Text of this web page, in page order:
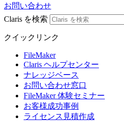
お問い合わせ
Claris を検索
クイックリンク
FileMaker
Claris ヘルプセンター
ナレッジベース
お問い合わせ窓口
FileMaker 体験セミナー
お客様成功事例
ライセンス見積作成